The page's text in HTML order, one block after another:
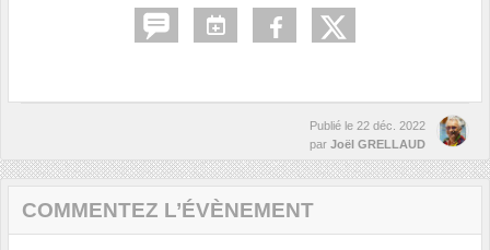
Publié le 22 déc. 2022
par Joël GRELLAUD
COMMENTEZ L’ÉVÈNEMENT